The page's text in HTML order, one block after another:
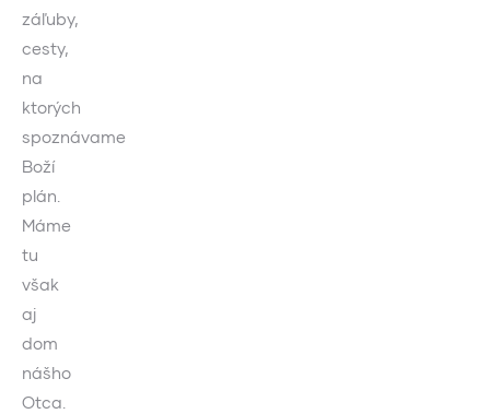
záľuby,
cesty,
na
ktorých
spoznávame
Boží
plán.
Máme
tu
však
aj
dom
nášho
Otca.